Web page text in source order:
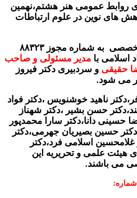
روابط عمومی هنر هشتم،نهمین
های نوین در علوم ارتباطات
این فصلنامه علمی- تخصصی به شماره مجوز ۸۸۳۲۳
اسلامی با مدیر مسئولی و صاحب
حقیقی و سردبیری دکتر فیروز
می شود.
ناهید خوشنویس ،دکتر فواد
حسن بشیر ،دکتر شهناز
حسینی دانا،دکتر سارا محمدپور
دکتر حسین بصیریان جهرمی،دکتر
اسلامی فرد،دکتر
هیئت علمی و تحریریه این
می باشند.
شماره: